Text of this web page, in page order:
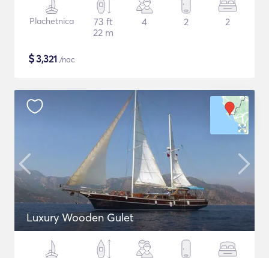
Plachetnica
73 ft
22 m
4 2 2
$3,321 /noc
Luxury Wooden Gulet